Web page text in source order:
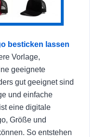
besticken lassen
Vorlage,
geeignete
gut geeignet sind
und einfache
eine digitale
Größe und
So entstehen